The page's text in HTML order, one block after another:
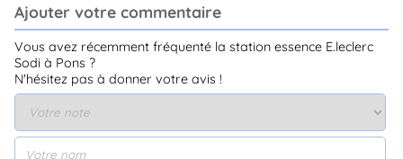
Ajouter votre commentaire
Vous avez récemment fréquenté la station essence E.leclerc
Sodi à Pons ?
N'hésitez pas à donner votre avis !